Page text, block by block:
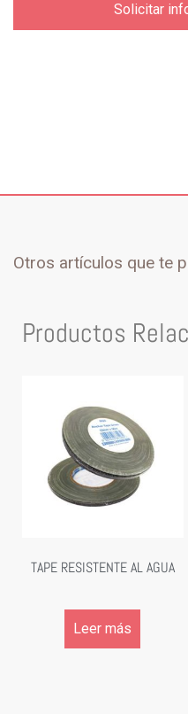
Solicitar
Otros artículos que te
Productos
TAPE RESISTENTE AL AGUA
Leer más